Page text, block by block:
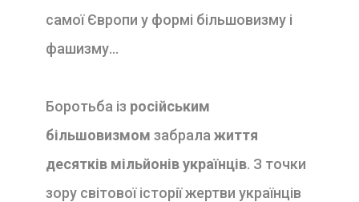
самої Європи у формі більшовизму і
фашизму…
Боротьба із російським
більшовизмом забрала життя
десятків мільйонів українців. З точки
зору світової історії жертви українців